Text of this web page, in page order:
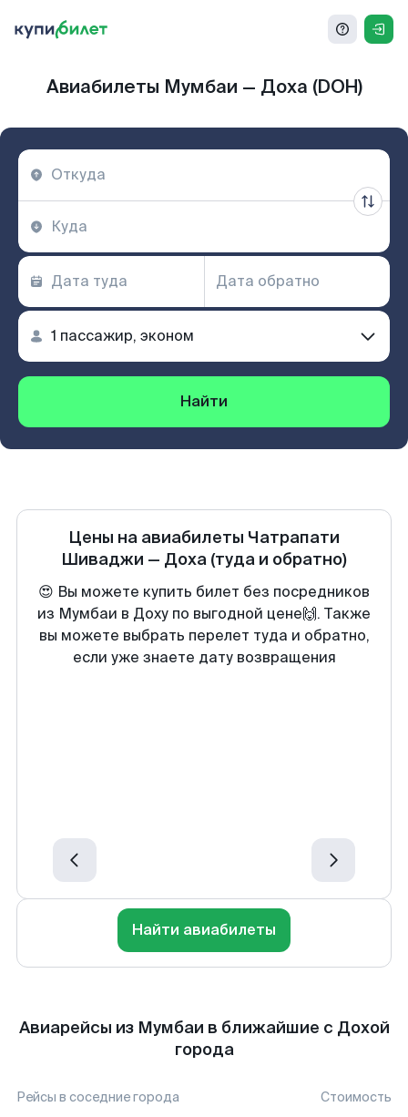
Авиабилеты Мумбаи — Доха (DOH)
Найти
Цены на авиабилеты Чатрапати
Шиваджи — Доха (туда и обратно)
😍 Вы можете купить билет без посредников
из Мумбаи в Доху по выгодной цене🙌. Также
вы можете выбрать перелет туда и обратно,
если уже знаете дату возвращения
Найти авиабилеты
Авиарейсы из Мумбаи в ближайшие с Дохой
города
Рейсы в соседние города Стоимость